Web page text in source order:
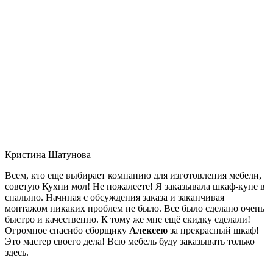
Кристина Шатунова
Всем, кто еще выбирает компанию для изготовления мебели,
советую Кухни мол! Не пожалеете! Я заказывала шкаф-купе в
спальню. Начиная с обсуждения заказа и заканчивая
монтажом никаких проблем не было. Все было сделано очень
быстро и качественно. К тому же мне ещё скидку сделали!
Огромное спасибо сборщику Алексею за прекрасный шкаф!
Это мастер своего дела! Всю мебель буду заказывать только
здесь.